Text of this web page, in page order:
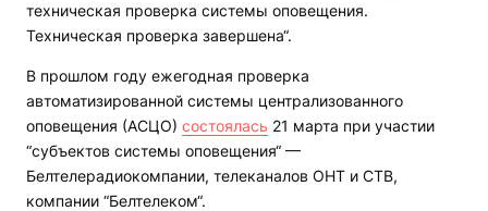
техническая проверка системы оповещения.
Техническая проверка завершена“.
В прошлом году ежегодная проверка
автоматизированной системы централизованного
оповещения (АСЦО) состоялась 21 марта при участии
“субъектов системы оповещения“ —
Белтелерадиокомпании, телеканалов ОНТ и СТВ,
компании “Белтелеком“.